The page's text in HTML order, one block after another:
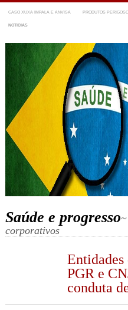
CASO XUXA IMPALA E ANVISA PRODUTOS
NOTICIAS
Saúde e progresso
corporativos
Entidades
PGR e
conduta